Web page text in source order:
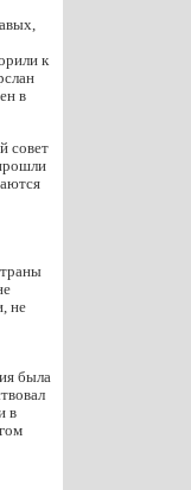
к
в
совет
не
была
в